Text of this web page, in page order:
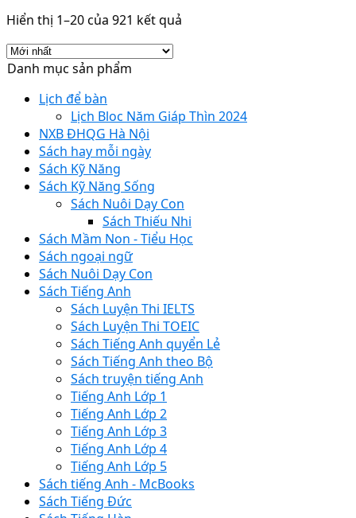
Hiển thị 1–20 của 921 kết quả
Danh mục sản phẩm
Lịch để bàn
Lịch Bloc Năm Giáp Thìn 2024
NXB ĐHQG Hà Nội
Sách hay mỗi ngày
Sách Kỹ Năng
Sách Kỹ Năng Sống
Sách Nuôi Dạy Con
Sách Thiếu Nhi
Sách Mầm Non - Tiểu Học
Sách ngoại ngữ
Sách Nuôi Dạy Con
Sách Tiếng Anh
Sách Luyện Thi IELTS
Sách Luyện Thi TOEIC
Sách Tiếng Anh quyển Lẻ
Sách Tiếng Anh theo Bộ
Sách truyện tiếng Anh
Tiếng Anh Lớp 1
Tiếng Anh Lớp 2
Tiếng Anh Lớp 3
Tiếng Anh Lớp 4
Tiếng Anh Lớp 5
Sách tiếng Anh - McBooks
Sách Tiếng Đức